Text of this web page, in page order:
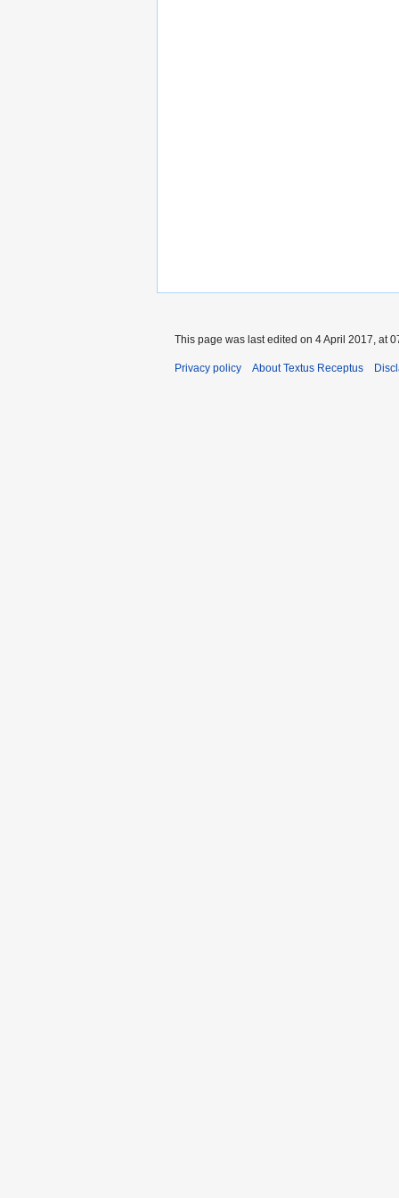
This page was last edited on 4 April 2017, at
Privacy policy About Textus Receptus